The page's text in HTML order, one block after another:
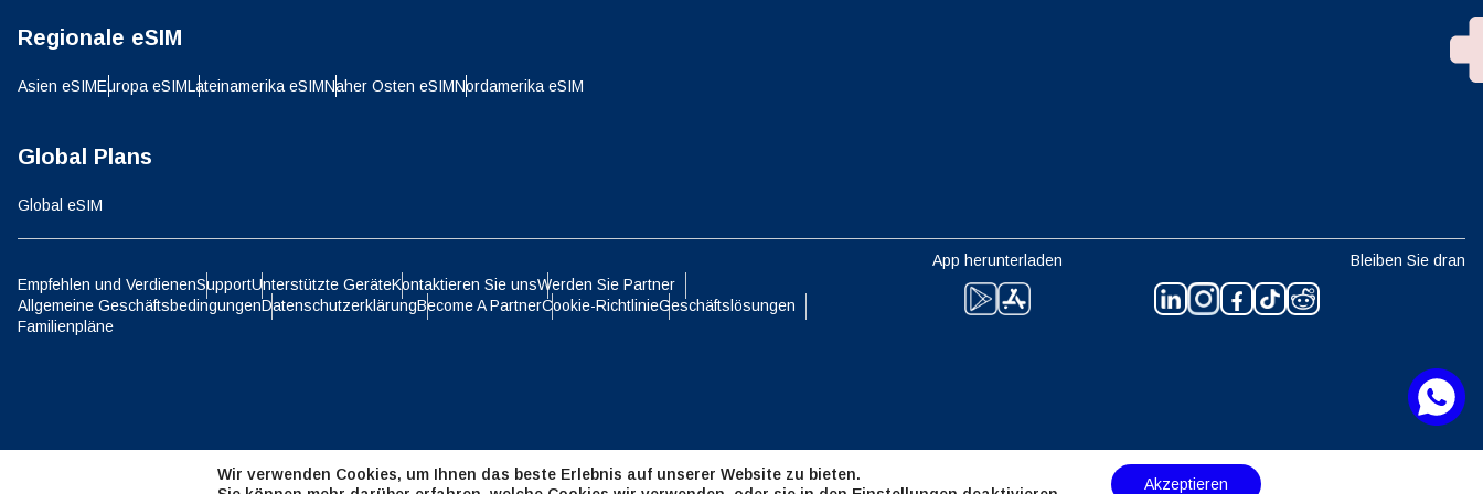
Regionale eSIM
Asien eSIMEuropa eSIMLateinamerika eSIMNaher Osten eSIMNordamerika eSIM
Global Plans
Global eSIM
Empfehlen und VerdienenSupportUnterstützte GeräteKontaktieren Sie unsWerden Sie Partner
Allgemeine GeschäftsbedingungenDatenschutzerklärungBecome A PartnerCookie-RichtlinieGeschäftslösungen
Familienpläne
App herunterladen Bleiben Sie dran
Polski
JPY - Japanischer Yen
IDR - Indonesische Rupiah AUD - Australischer Dollar
CAD - Kanadischer Dollar GBP - Pfund Sterling
CHF - Schweizer Franken NZD - Neuseeland-Dollar
Wir verwenden Cookies, um Ihnen das beste Erlebnis auf unserer Website zu bieten.
Akzeptieren